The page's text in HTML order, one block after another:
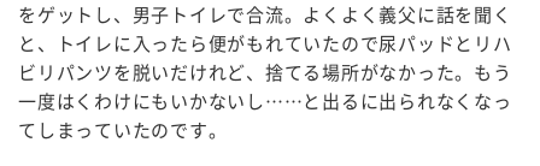
をゲットし、男子トイレで合流。よくよく義父に話を聞く
と、トイレに入ったら便がもれていたので尿パッドとリハ
ビリパンツを脱いだけれど、捨てる場所がなかった。もう
一度はくわけにもいかないし……と出るに出られなくなっ
てしまっていたのです。